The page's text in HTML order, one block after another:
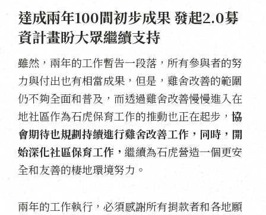
達成兩年100間初步成果 發起2.0募
資計畫盼大眾繼續支持
雖然，兩年的工作暫告一段落，所有參與者的努
力與付出也有相當成果，但是，雞舍改善的範圍
仍不夠全面和普及，而透過雞舍改善慢慢進入在
地社區作為石虎保育工作的推動也正在起步， 協
會期待也規劃持續進行雞舍改善工作，同時，開
始深化社區保育工作， 繼續為石虎營造一個更安
全和友善的棲地環境努力。
兩年的工作執行，必須感謝所有捐款者和各地願